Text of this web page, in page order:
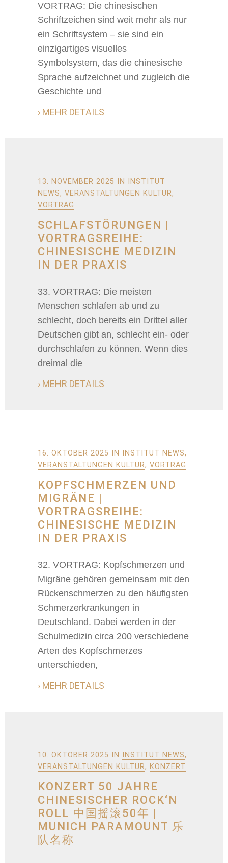
VORTRAG: Die chinesischen
Schriftzeichen sind weit mehr als nur
ein Schriftsystem – sie sind ein
einzigartiges visuelles
Symbolsystem, das die chinesische
Sprache aufzeichnet und zugleich die
Geschichte und
› MEHR DETAILS
13. NOVEMBER 2025 IN
INSTITUT
NEWS, VERANSTALTUNGEN KULTUR,
VORTRAG
SCHLAFSTÖRUNGEN |
VORTRAGSREIHE:
CHINESISCHE MEDIZIN
IN DER PRAXIS
33. VORTRAG: Die meisten
Menschen schlafen ab und zu
schlecht, doch bereits ein Drittel aller
Deutschen gibt an, schlecht ein- oder
durchschlafen zu können. Wenn dies
dreimal die
› MEHR DETAILS
16. OKTOBER 2025 IN INSTITUT NEWS,
VERANSTALTUNGEN KULTUR, VORTRAG
KOPFSCHMERZEN UND
MIGRÄNE |
VORTRAGSREIHE:
CHINESISCHE MEDIZIN
IN DER PRAXIS
32. VORTRAG: Kopfschmerzen und
Migräne gehören gemeinsam mit den
Rückenschmerzen zu den häufigsten
Schmerzerkrankungen in
Deutschland. Dabei werden in der
Schulmedizin circa 200 verschiedene
Arten des Kopfschmerzes
unterschieden,
› MEHR DETAILS
10. OKTOBER 2025 IN INSTITUT NEWS,
VERANSTALTUNGEN KULTUR, KONZERT
KONZERT 50 JAHRE
CHINESISCHER ROCK‘N
ROLL 中国摇滚50年 |
MUNICH PARAMOUNT 乐
队名称